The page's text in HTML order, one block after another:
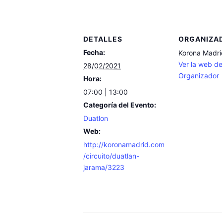
DETALLES
Fecha:
28/02/2021
Hora:
07:00 | 13:00
Categoría del Evento:
Duatlon
Web:
http://koronamadrid.com
/circuito/duatlan-
jarama/3223
Korona
Ver la web
Organizador